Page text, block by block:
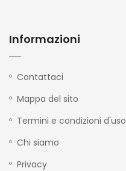
Informazioni
Contattaci
Mappa del sito
Termini e condizioni d'uso
Chi siamo
Privacy